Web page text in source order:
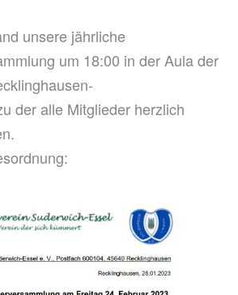
unsere jährliche
um 18:00 in der Aula der
der alle Mitglieder herzlich